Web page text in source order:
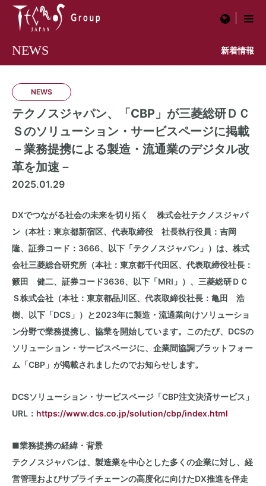
menu
NEWS 新着情報
NEWS
テクノスジャパン、「CBP」が三菱総研ＤＣ
Ｓのソリューション・サービスページに掲載
－業務提携による製造・流通業のデジタル改
革を加速－
2025.01.29
DXでつながる社会の未来を切り拓く 株式会社テクノスジャパ
ン（本社：東京都新宿区、代表取締役 社長執行役員：吉岡
隆、証券コード： 3666、以下「テクノスジャパン」）は、株式
会社三菱総合研究所（本社：東京都千代田区、代表取締役社長：
籔田 健二、証券コード3636、以下「MRI 」）、三菱総研ＤＣ
Ｓ株式会社（本社：東京都品川区、代表取締役社長：亀田 浩
樹、以下「DCS」）と2023年に製造・流通業向けソリューショ
ン分野で業務提携し、協業を開始しています。このたび、DCSの
ソリューション・サービスページに、企業間協調プラットフォー
ム「CBP 」が掲載されましたのでお知らせします。
DCSソリューション・サービスページ「CBP注文決済サービス」
URL： https://www.dcs.co.jp/solution/cbp/index.html
■業務提携の経緯・背景
テクノスジャパンは、製造業を中心とした多くの企業に対し、経
営管理およびサプライチェーンの高度化に向けたDX推進を伴走